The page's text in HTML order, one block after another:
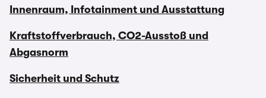
Innenraum, Infotainment und Ausstattung
Kraftstoffverbrauch, CO2-Ausstoß und
Abgasnorm
Sicherheit und Schutz